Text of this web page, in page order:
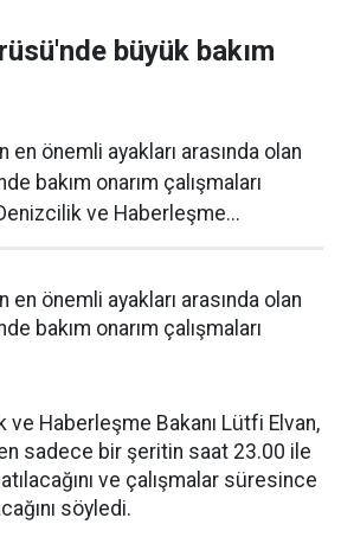
büyük bakım
en önemli ayakları arasında olan
bakım onarım çalışmaları
ve Haberleşme...
en önemli ayakları arasında olan
bakım onarım çalışmaları
ve Haberleşme Bakanı Lütfi Elvan,
sadece bir şeritin saat 23.00 ile
ve çalışmalar süresince
söyledi.